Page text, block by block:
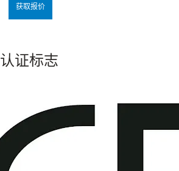
获取报价
认证标志